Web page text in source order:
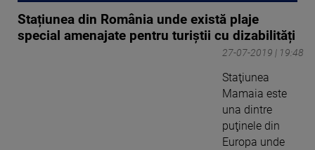
Stațiunea din România unde există plaje
special amenajate pentru turiștii cu dizabilități
27-07-2019 | 19:48
Staţiunea
Mamaia este
una dintre
puţinele din
Europa unde